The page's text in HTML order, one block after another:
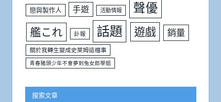
戀與製作人 手遊 活動情報 聲優
艦これ 訃報 話題 遊戲 銷量
關於我轉生變成史萊姆這檔事
青春豬頭少年不會夢到兔女郎學姐
搜索文章